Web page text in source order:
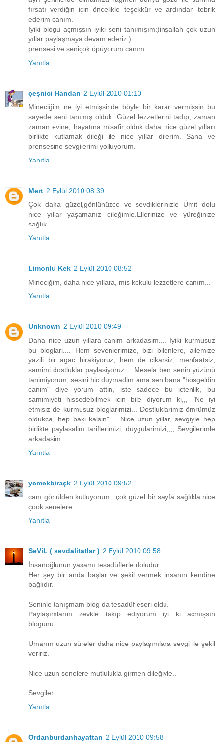
fırsatı verdiğin için öncelikle teşekkür ve ardından tebrik
ederim canım.
İyiki blogu açmışsın iyiki seni tanımışım:)inşallah çok uzun
yıllar paylaşmaya devam ederiz:)
prensesi ve seniçok öpüyorum canım..
Yanıtla
çeşnici Handan 2 Eylül 2010 01:10
Mineciğim ne iyi etmişsinde böyle bir karar vermişsin bu
sayede seni tanımış olduk. Güzel lezzetlerini tadıp, zaman
zaman evine, hayatına misafir olduk daha nice güzel yılları
birlikte kutlamak dileği ile nice yıllar dilerim. Sana ve
prensesine sevgilerimi yolluyorum.
Yanıtla
Mert 2 Eylül 2010 08:39
Çok daha güzel,gönlünüzce ve sevdiklerinizle Ümit dolu
nice yıllar yaşamanız dileğimle.Ellerinize ve yüreğinize
sağlık
Yanıtla
Limonlu Kek 2 Eylül 2010 08:52
Mineciğim, daha nice yıllara, mis kokulu lezzetlere canım...
Yanıtla
Unknown 2 Eylül 2010 09:49
Daha nice uzun yillara canim arkadasim.... Iyiki kurmusuz
bu bloglari.... Hem sevenlerimize, bizi bilenlere, ailemize
yazili bir agac birakiyoruz, hem de cikarsiz, menfaatsiz,
samimi dostluklar paylasiyoruz.... Mesela ben senin yüzünü
tanimiyorum, sesini hic duymadim ama sen bana "hosgeldin
canim" diye yorum attin, iste sadece bu ictenlik, bu
samimiyeti hissedebilmek icin bile diyorum ki,,, "Ne iyi
etmisiz de kurmusuz bloglarimizi... Dostluklarimiz ömrümüz
oldukca, hep baki kalsin".... Nice uzun yillar, sevgiyle hep
birlikte paylasalim tariflerimizi, duygularimizi,,,, Sevgilerimle
arkadasim...
Yanıtla
yemekbiraşk 2 Eylül 2010 09:52
canı gönülden kutluyorum.. çok güzel bir sayfa sağlıkla nice
çook senelere
Yanıtla
SeViL ( sevdalitatlar ) 2 Eylül 2010 09:58
İnsanoğlunun yaşamı tesadüflerle doludur.
Her şey bir anda başlar ve şekil vermek insanın kendine
bağlıdır.
Seninle tanışmam blog da tesadüf eseri oldu.
Paylaşımlarını zevkle takıp ediyorum iyi ki acmışsın
blogunu..
Umarım uzun süreler daha nice paylaşımlara sevgi ile şekil
veririz.
Nice uzun senelere mutlulukla girmen dileğiyle..
Sevgiler.
Yanıtla
Ordanburdanhayattan 2 Eylül 2010 09:58